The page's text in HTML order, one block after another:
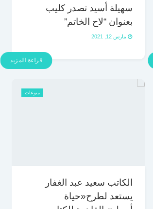
سهيلة أسيد تصدر كليب
بعنوان “لاح الخاتم”
مارس 12, 2021
قراءة المزيد
منوعات
الكاتب سعيد عبد الغفار
يستعد لطرح«حياة